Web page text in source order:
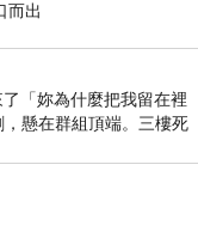
而出
「妳為什麼把我留在裡
懸在群組頂端。三樓死
確實站在